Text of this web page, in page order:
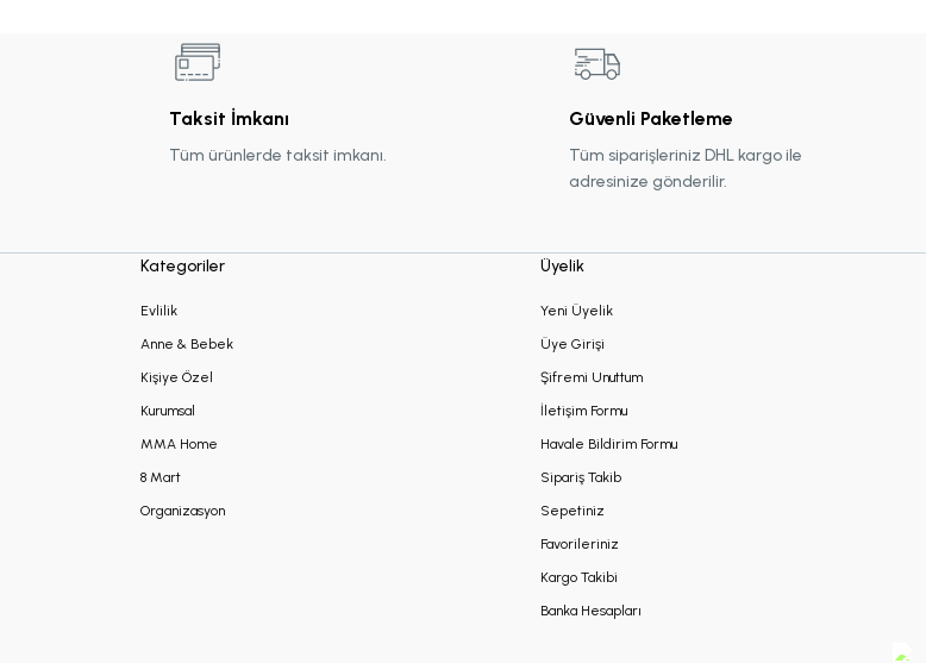
Taksit İmkanı
Tüm ürünlerde taksit imkanı.
Güvenli Paketleme
Tüm siparişleriniz DHL kargo ile
adresinize gönderilir.
Kategoriler
Evlilik
Anne & Bebek
Kişiye Özel
Kurumsal
MMA Home
8 Mart
Organizasyon
Üyelik
Yeni Üyelik
Üye Girişi
Şifremi Unuttum
İletişim Formu
Havale Bildirim Formu
Sipariş Takib
Sepetiniz
Favorileriniz
Kargo Takibi
Banka Hesapları